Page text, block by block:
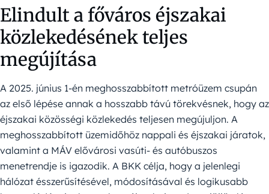
Elindult a főváros éjszakai
közlekedésének teljes
megújítása
A 2025. június 1-én meghosszabbított metróüzem csupán
az első lépése annak a hosszabb távú törekvésnek, hogy az
éjszakai közösségi közlekedés teljesen megújuljon. A
meghosszabbított üzemidőhöz nappali és éjszakai járatok,
valamint a MÁV elővárosi vasúti- és autóbuszos
menetrendje is igazodik. A BKK célja, hogy a jelenlegi
hálózat ésszerűsítésével, módosításával és logikusabb